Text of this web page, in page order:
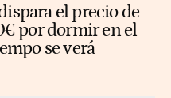
el precio de
por dormir en el
se verá